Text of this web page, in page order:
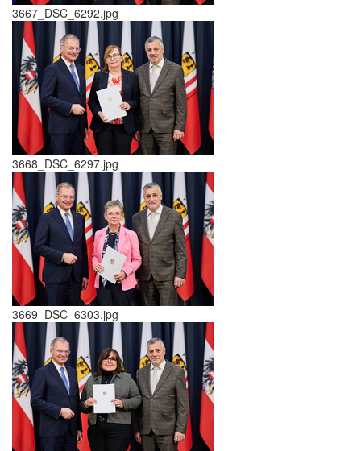
3667_DSC_6292.jpg
3668_DSC_6297.jpg
3669_DSC_6303.jpg